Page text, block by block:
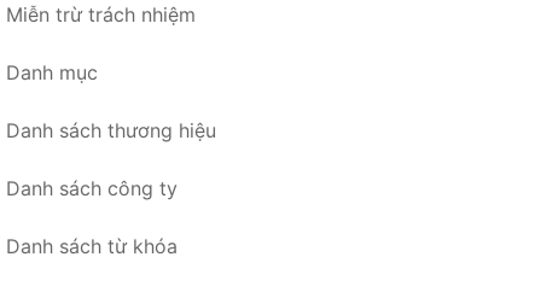
Miễn trừ trách nhiệm
Danh mục
Danh sách thương hiệu
Danh sách công ty
Danh sách từ khóa